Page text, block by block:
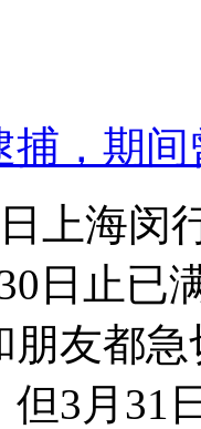
捕，期
上海
日止已
朋友都
3月31